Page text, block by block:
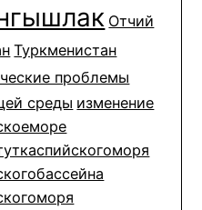
Отчий
Туркменистан
проблемы
среды изменение